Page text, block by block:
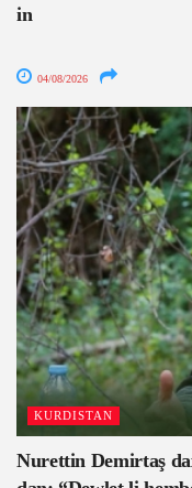
in
04/08/2026
KURDISTAN
Nurettin Demirtaş